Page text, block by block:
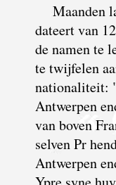
Maanden
dateert van
de namen te
te twijfelen
nationaliteit:
Antwerpen
van boven
selven Pr
Antwerpen